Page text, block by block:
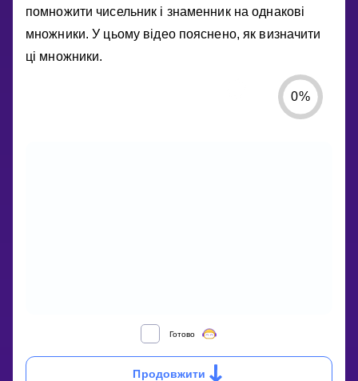
помножити чисельник і знаменник на однакові
множники. У цьому відео пояснено, як визначити
ці множники.
0%
YOU
Готово
Продовжити